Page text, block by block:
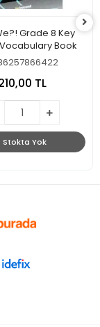
Grade 8 Key
Book
TL
Stokta Yok